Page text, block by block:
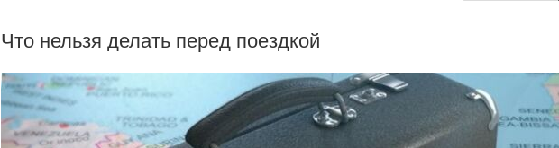
Что нельзя делать перед поездкой